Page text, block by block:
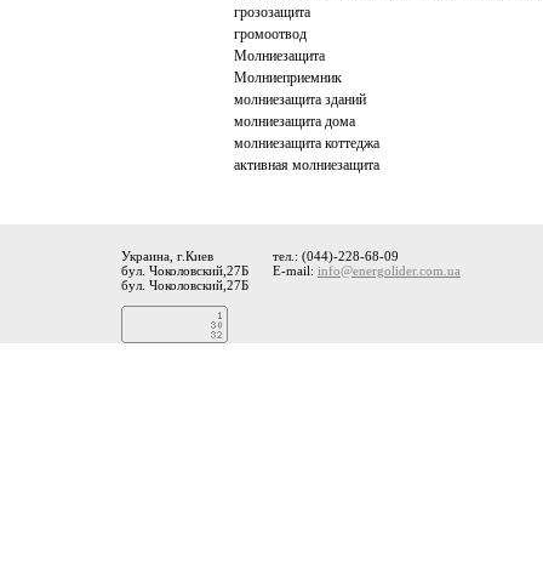
грозозащита
громоотвод
Молниезащита
Молниеприемник
молниезащита зданий
молниезащита дома
молниезащита коттеджа
активная молниезащита
Украина, г.Киев
бул. Чоколовский,27Б
бул. Чоколовский,27Б
тел.: (044)-228-68-09
E-mail: info@energolider.com.ua